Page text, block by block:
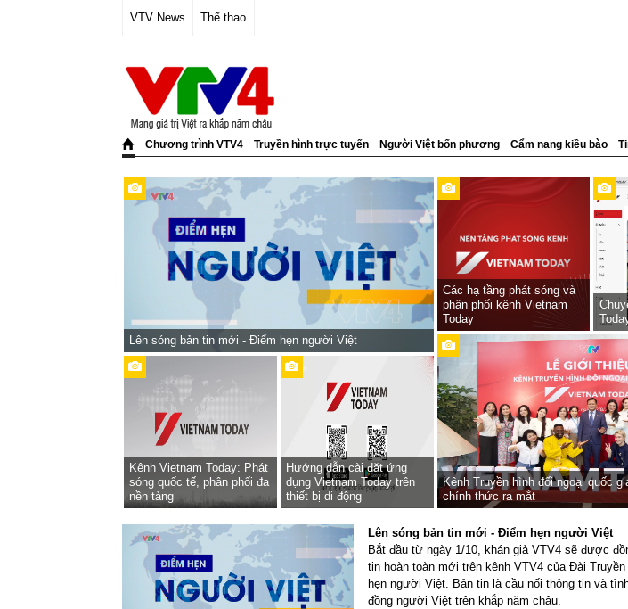
VTV News Thể thao
Chương trình VTV4 Truyền hình trực tuyến Người Việt bốn phương Cẩm nang kiều bào
Lên sóng bản tin mới - Điểm hẹn người Việt
Kênh Vietnam Today: Phát
sóng quốc tế, phân phối đa
nền tảng
Hướng dẫn cài đặt ứng
dụng Vietnam Today trên
thiết bị di động
Các hạ tầng phát sóng và
phân phối kênh Vietnam
Today
Kênh Truyền hình đối ngoại quốc
chính thức ra mắt
Lên sóng bản tin mới - Điểm hẹn người Việt
Bắt đầu từ ngày 1/10, khán giả VTV4 sẽ được
tin hoàn toàn mới trên kênh VTV4 của Đài
hẹn người Việt. Bản tin là cầu nối thông tin và
đồng người Việt trên khắp năm châu.